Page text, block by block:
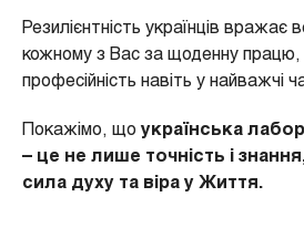
Резилієнтність українців вражає
кожному з Вас за щоденну працю,
професійність навіть у найважчі
Покажімо, що українська
– це не лише точність і
сила духу та віра у Життя.